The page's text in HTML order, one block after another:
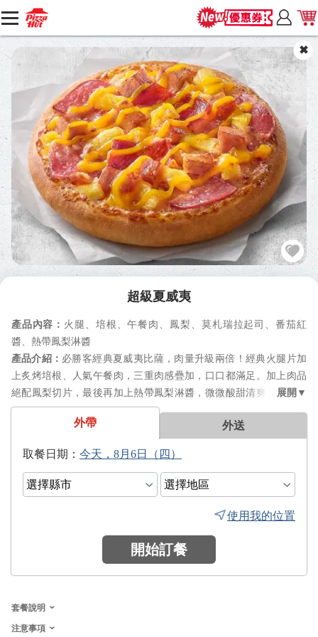
超級夏威夷
火腿、培根、午餐肉、鳳梨、莫札瑞拉起司、番茄紅
醬、熱帶鳳梨淋醬
必勝客經典夏威夷比薩，肉量升級兩倍！經典火腿片加
上炙烤培根、人氣午餐肉，三重肉感疊加，口口都滿足。加上肉品
絕配鳳梨切片，最後再加上熱帶鳳梨淋醬，微微酸甜清爽解膩，更
涮嘴。
外帶 外送
日期：
使用我的位置
開始訂餐
套餐說明
注意事項